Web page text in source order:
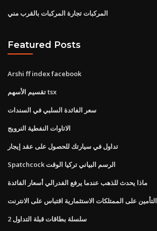
المركبات تجارة المركبات بالقرب مني
Featured Posts
Arshi ff index facebook
تقسيم الأسهم tsx
سعر الفائدة السلبي في السندات
الاتاوات النفطية النرويج
تداول في سيارتك للحصول على عقد إيجار
Spatchcock الرسم البياني تركيا الوقت
ماذا يحدث للذهب عندما يرفع الفدرالي أسعار الفائدة
التأمين على الممتلكات الاستثمارية اقتباس على الانترنت
سلسلة بطاقات قبلة التداول 2